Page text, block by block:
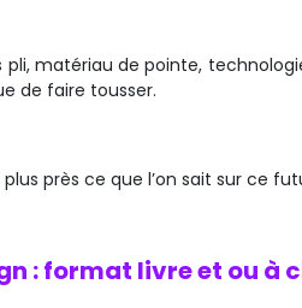
pli, matériau de pointe,
de faire tousser.
près ce que l’on sait sur ce
: format livre et ou à